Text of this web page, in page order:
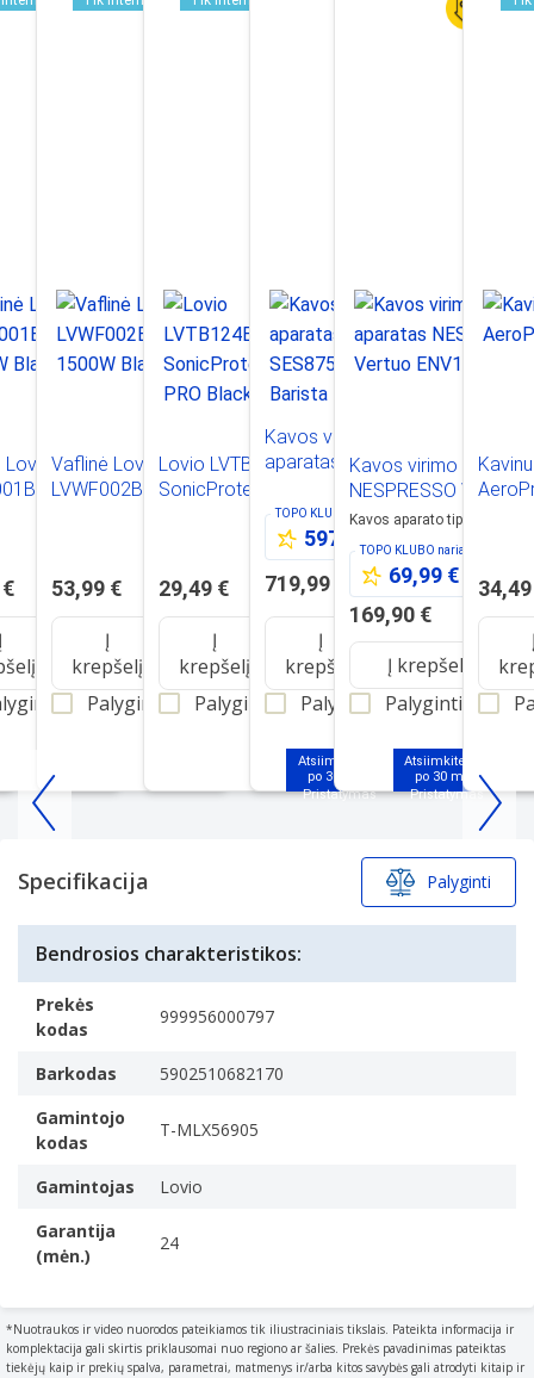
LovioVaflinė Lovio
LVWF002BK
53,99 €
Į
krepšelį
Palyginti
Lovio LVTB124BK
SonicProtect PRO
29,49 €
Į
krepšelį
Palyginti
Kavos virimo
aparatas SAGE
SES875 the Barista
Express
TOPO KLUBO nariams
597,44 €
719,99 €
Atsiimkite jau
po 30 min.
Į
krepšelį
Palyginti
Kavos virimo
NESPRESSO Vertuo
ENV120.GY
Kavos aparato tipas
TOPO KLUBO nariams
69,99 €
169,90 €
Atsiimkite jau
po 30 min.
Į krepšelį
Palyginti
Item
Specifikacija Palyginti
Bendrosios charakteristikos:
Prekės
kodas
999956000797
Barkodas
5902510682170
Gamintojo
kodas
T-MLX56905
Gamintojas
Lovio
Garantija
(mėn.)
24
*Nuotraukos ir video nuorodos pateikiamos tik iliustraciniais tikslais. Pateikta informacija ir
komplektacija gali skirtis priklausomai nuo regiono ar šalies. Prekės pavadinimas pateiktas
tiekėjų kaip ir prekių spalva, parametrai, matmenys ir/arba kitos savybės gali atrodyti kitaip ir